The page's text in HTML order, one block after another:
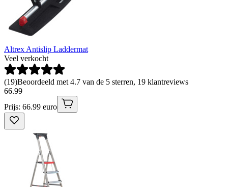
Altrex Antislip Laddermat
Veel verkocht
(19)Beoordeeld met 4.7 van de 5 sterren, 19 klantreviews
66.99
Prijs: 66.99 euro